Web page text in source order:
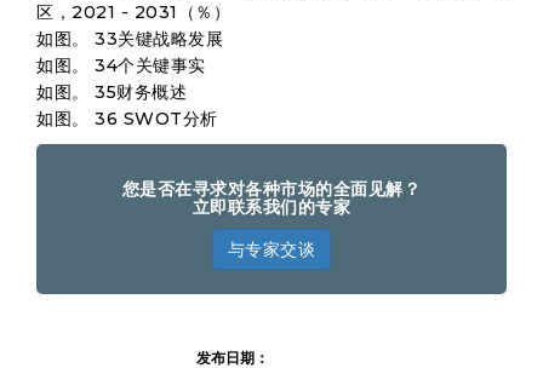
区，2021 - 2031（％）
如图。 33关键战略发展
如图。 34个关键事实
如图。 35财务概述
如图。 36 SWOT分析
您是否在寻求对各种市场的全面见解？
立即联系我们的专家
与专家交谈
发布日期：